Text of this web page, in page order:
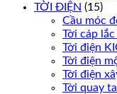
TỜI ĐIỆN (15)
Cầu móc
Tời cáp
Tời điện
Tời điện
Tời điện
Tời quay